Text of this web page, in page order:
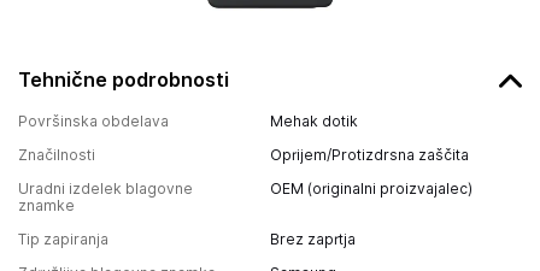
Tehnične podrobnosti
Površinska obdelava
Mehak dotik
Značilnosti
Oprijem/Protizdrsna zaščita
Uradni izdelek blagovne
znamke
OEM (originalni proizvajalec)
Tip zapiranja
Brez zaprtja